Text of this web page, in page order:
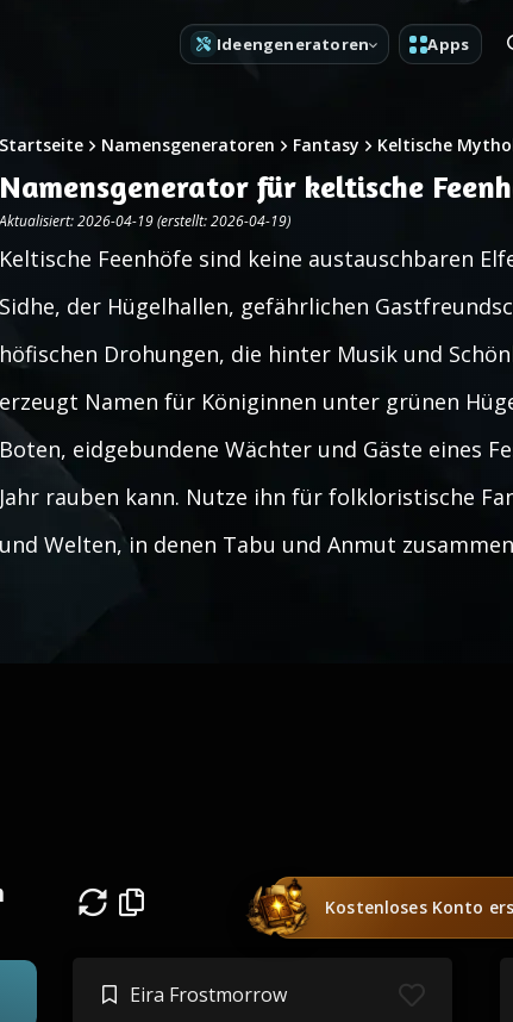
Ideengeneratoren Apps
Startseite Namensgeneratoren Fantasy Keltische
Namensgenerator für keltische
Aktualisiert: 2026-04-19 (erstellt: 2026-04-19)
Keltische Feenhöfe sind keine austauschbaren
Sidhe, der Hügelhallen, gefährlichen
höfischen Drohungen, die hinter Musik und
erzeugt Namen für Königinnen unter grünen
Boten, eidgebundene Wächter und Gäste eines
Jahr rauben kann. Nutze ihn für folkloristische
und Welten, in denen Tabu und Anmut
Kostenloses Konto
Eira Frostmorrow